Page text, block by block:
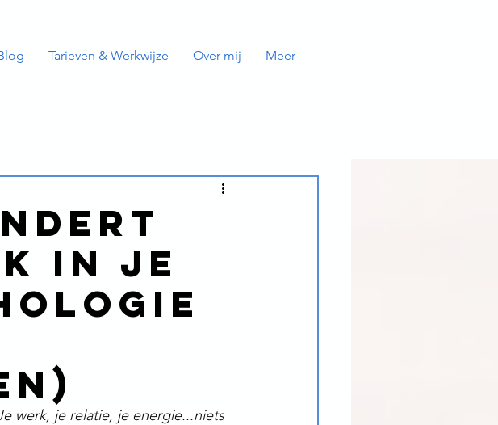
Tarieven & Werkwijze Over mij Meer
in je
werk, je relatie, je energie...niets